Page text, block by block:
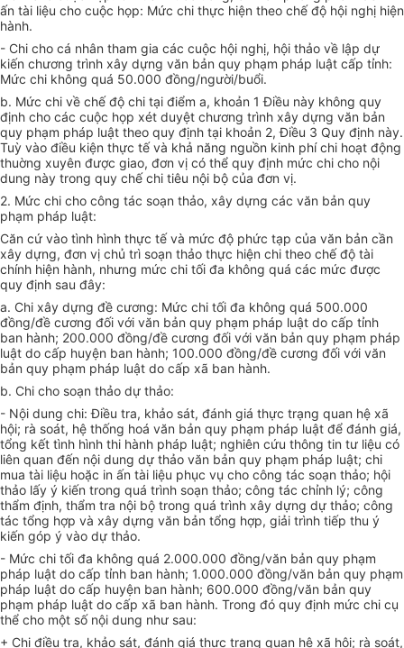
ấn tài liệu cho cuộc họp: Mức chi thực hiện theo chế độ hội nghị hiện
hành.
- Chi cho cá nhân tham gia các cuộc hội nghị, hội thảo về lập dự
kiến chương trình xây dựng văn bản quy phạm pháp luật cấp tỉnh:
Mức chi không quá 50.000 đồng/người/buổi.
b. Mức chi về chế độ chi tại điểm a, khoản 1 Điều này không quy
định cho các cuộc họp xét duyệt chương trình xây dựng văn bản
quy phạm pháp luật theo quy định tại khoản 2, Điều 3 Quy định này.
Tuỳ vào điều kiện thực tế và khả năng nguồn kinh phí chi hoạt động
thuờng xuyên được giao, đơn vị có thể quy định mức chi cho nội
dung này trong quy chế chi tiêu nội bộ của đơn vị.
2. Mức chi cho công tác soạn thảo, xây dựng các văn bản quy
phạm pháp luật:
Căn cứ vào tình hình thực tế và mức độ phức tạp của văn bản cần
xây dựng, đơn vị chủ trì soạn thảo thực hiện chi theo chế độ tài
chính hiện hành, nhưng mức chi tối đa không quá các mức được
quy định sau đây:
a. Chi xây dựng đề cương: Mức chi tối đa không quá 500.000
đồng/đề cương đối với văn bản quy phạm pháp luật do cấp tỉnh
ban hành; 200.000 đồng/đề cương đối với văn bản quy phạm pháp
luật do cấp huyện ban hành; 100.000 đồng/đề cương đối với văn
bản quy phạm pháp luật do cấp xã ban hành.
b. Chi cho soạn thảo dự thảo:
- Nội dung chi: Điều tra, khảo sát, đánh giá thực trạng quan hệ xã
hội; rà soát, hệ thống hoá văn bản quy phạm pháp luật để đánh giá,
tổng kết tình hình thi hành pháp luật; nghiên cứu thông tin tư liệu có
liên quan đến nội dung dự thảo văn bản quy phạm pháp luật; chi
mua tài liệu hoặc in ấn tài liệu phục vụ cho công tác soạn thảo; hội
thảo lấy ý kiến trong quá trình soạn thảo; công tác chỉnh lý; công
thẩm định, thẩm tra nội bộ trong quá trình xây dựng dự thảo; công
tác tổng hợp và xây dựng văn bản tổng hợp, giải trình tiếp thu ý
kiến góp ý vào dự thảo.
- Mức chi tối đa không quá 2.000.000 đồng/văn bản quy phạm
pháp luật do cấp tỉnh ban hành; 1.000.000 đồng/văn bản quy phạm
pháp luật do cấp huyện ban hành; 600.000 đồng/văn bản quy
phạm pháp luật do cấp xã ban hành. Trong đó quy định mức chi cụ
thể cho một số nội dung như sau:
+ Chi điều tra, khảo sát, đánh giá thực trạng quan hệ xã hội; rà soát,